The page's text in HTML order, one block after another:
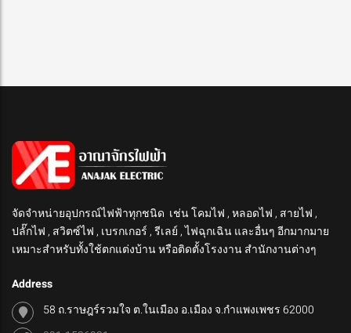
จัดจำหน่ายอุปกรณ์ไฟฟ้าทุกชนิด เช่น โคมไฟ , หลอดไฟ , สายไฟ ,
ปลั๊กไฟ , สวิตซ์ไฟ , เบรกเกอร์ , รีเลย์ , ไฟฉุกเฉิน และอื่นๆ อีกมากมาย
เหมาะสำหรับทั้งใช้ตกแต่งบ้าน หรือติดตั้งโรงงาน สำนักงานต่างๆ
Address
58 ถ.ราษฎร์รวมใจ ต.ในเมือง อ.เมือง จ.กำแพงเพชร 62000